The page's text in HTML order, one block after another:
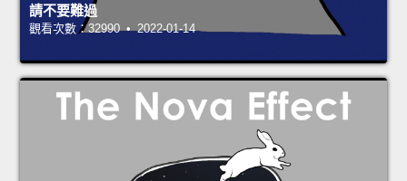
請不要難過
觀看次數：32990 • 2022-01-14